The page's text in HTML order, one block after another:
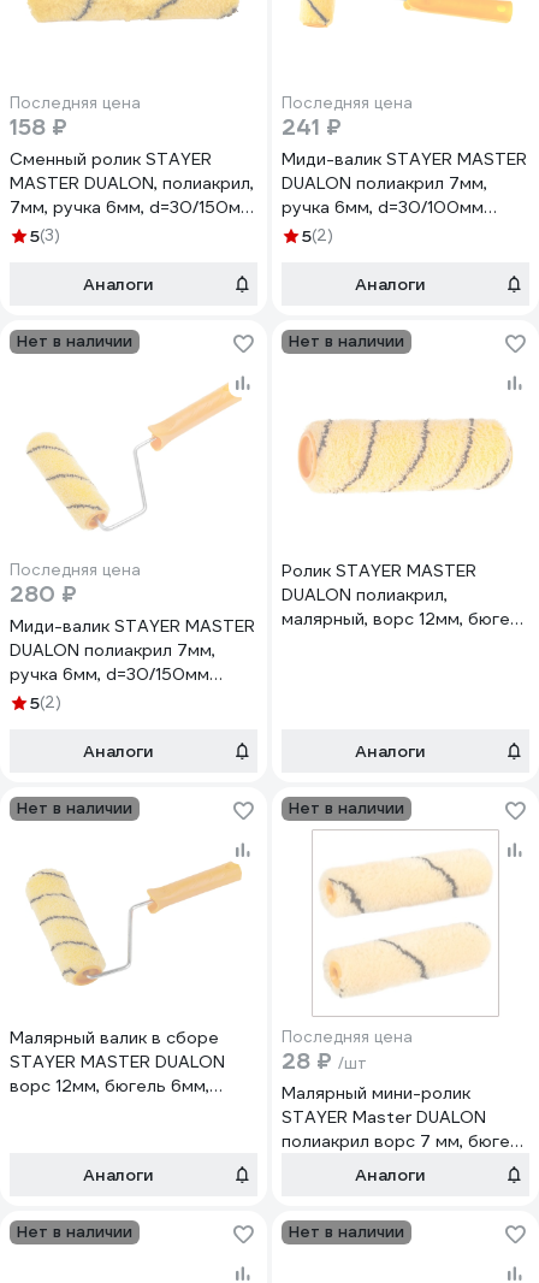
Последняя цена
158 ₽
Сменный ролик STAYER
MASTER DUALON, полиакрил,
7мм, ручка 6мм, d=30/150мм
02184-15
5(3)
Аналоги
Последняя цена
241 ₽
Миди-валик STAYER MASTER
DUALON полиакрил 7мм,
ручка 6мм, d=30/100мм
03184-10
5(2)
Аналоги
Нет в наличии
Последняя цена
280 ₽
Миди-валик STAYER MASTER
DUALON полиакрил 7мм,
ручка 6мм, d=30/150мм
03184-15
5(2)
Аналоги
Нет в наличии
Ролик STAYER MASTER
DUALON полиакрил,
малярный, ворс 12мм, бюгель
Аналоги
Нет в наличии
Малярный валик в сборе
STAYER MASTER DUALON
ворс 12мм, бюгель 6мм,
Аналоги
Нет в наличии
Последняя цена
28 ₽ /шт
Малярный мини-ролик
STAYER Master DUALON
полиакрил ворс 7 мм, бюгель
6 мм, 15x110 мм, 2 шт. 05812-
Аналоги
Нет в наличии Нет в наличии